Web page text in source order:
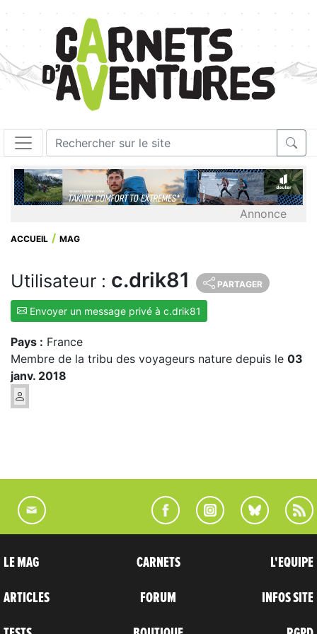
Annonce
ACCUEIL MAG
Utilisateur : c.drik81 PARTAGER
Envoyer un message privé à c.drik81
Pays : France
Membre de la tribu des voyageurs nature depuis le 03
janv. 2018
LE MAG
ARTICLES
CARNETS
FORUM
L'EQUIPE
INFOS SITE